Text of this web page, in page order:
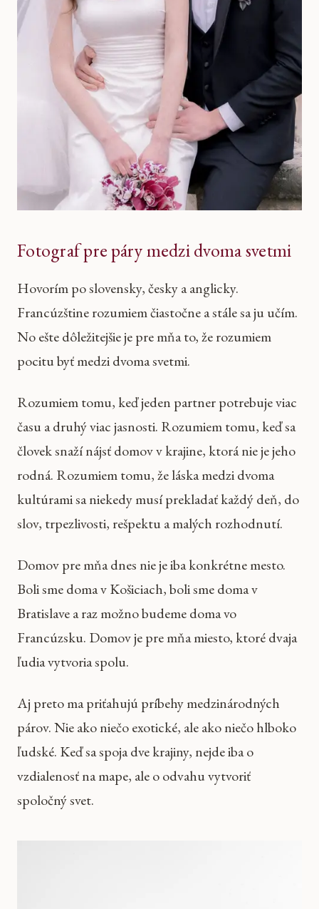
Fotograf pre páry medzi dvoma svetmi
Hovorím po slovensky, česky a anglicky.
Francúzštine rozumiem čiastočne a stále sa ju učím.
No ešte dôležitejšie je pre mňa to, že rozumiem
pocitu byť medzi dvoma svetmi.
Rozumiem tomu, keď jeden partner potrebuje viac
času a druhý viac jasnosti. Rozumiem tomu, keď sa
človek snaží nájsť domov v krajine, ktorá nie je jeho
rodná. Rozumiem tomu, že láska medzi dvoma
kultúrami sa niekedy musí prekladať každý deň, do
slov, trpezlivosti, rešpektu a malých rozhodnutí.
Domov pre mňa dnes nie je iba konkrétne mesto.
Boli sme doma v Košiciach, boli sme doma v
Bratislave a raz možno budeme doma vo
Francúzsku. Domov je pre mňa miesto, ktoré dvaja
ľudia vytvoria spolu.
Aj preto ma priťahujú príbehy medzinárodných
párov. Nie ako niečo exotické, ale ako niečo hlboko
ľudské. Keď sa spoja dve krajiny, nejde iba o
vzdialenosť na mape, ale o odvahu vytvoriť
spoločný svet.